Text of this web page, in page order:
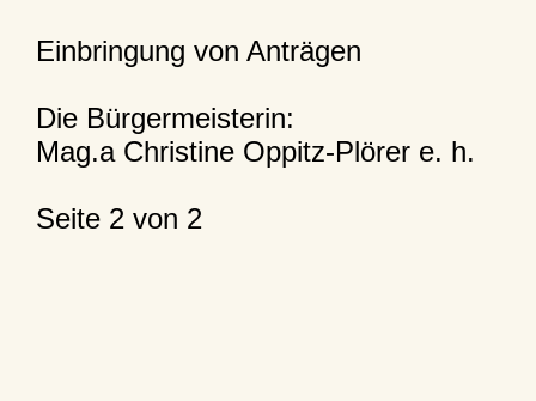
Einbringung von Anträgen
Die Bürgermeisterin:
Mag.a Christine Oppitz-Plörer e. h.
Seite 2 von 2